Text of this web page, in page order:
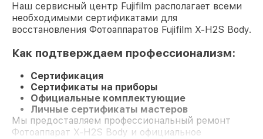
Наш сервисный центр Fujifilm располагает всеми
необходимыми сертификатами для
восстановления Фотоаппаратов Fujifilm X-H2S Body.
Как подтверждаем профессионализм:
Сертификация
Сертификаты на приборы
Официальные комплектующие
Личные сертификаты мастеров
Мы предоставляем профессиональный ремонт
Фотоаппарат X-H2S Body и официальное